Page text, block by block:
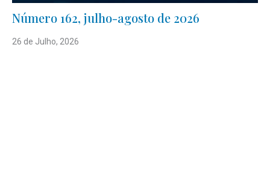
Número 162, julho-agosto de 2026
26 de Julho, 2026